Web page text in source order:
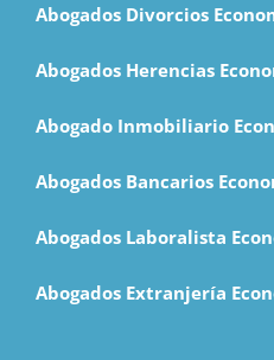
Abogados Divorcios
Abogados Herencias
Abogado Inmobiliario
Abogados Bancarios
Abogados Laboralista
Abogados Extranjería